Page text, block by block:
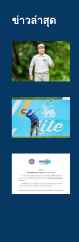
ข่าวล่าสุด